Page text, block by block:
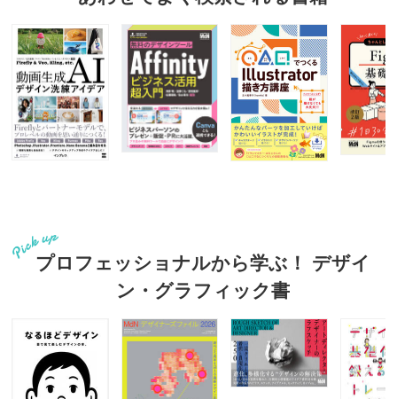
プロフェッショナルから学ぶ！ デザイ
ン・グラフィック書